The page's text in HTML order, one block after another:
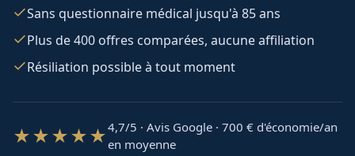
Sans questionnaire médical jusqu'à 85 ans
Plus de 400 offres comparées, aucune affiliation
Résiliation possible à tout moment
★★★★★4,7/5 · Avis Google · 700 € d'économie/an
en moyenne